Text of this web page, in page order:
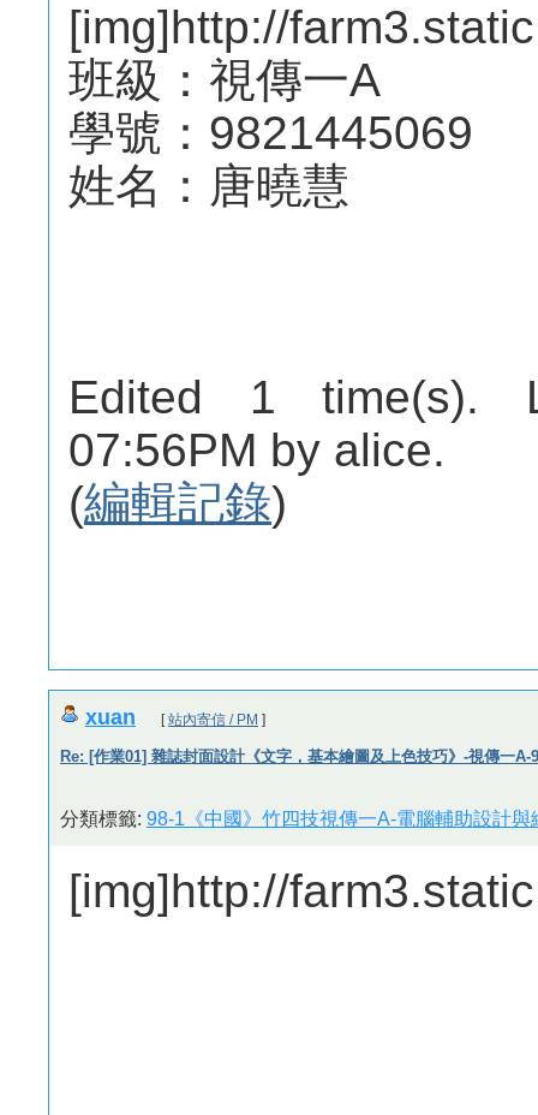
[img]http://
班級：視傳一A
學號：9821445069
姓名：唐曉慧
Edited 1 time(s).
07:56PM by alice.
(編輯記錄)
xuan [站內寄信 / PM ]
Re: [作業01] 雜誌封面設計《文字，基本繪圖及上色技巧》-視傳一A-
分類標籤: 98-1《中國》竹四技視傳一A-電腦輔助設計與
[img]http://